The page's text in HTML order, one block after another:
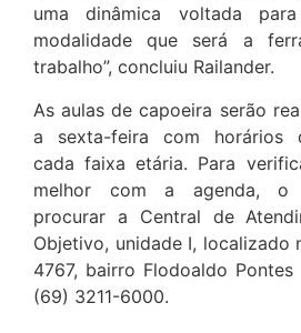
uma dinâmica voltada
modalidade que será a
trabalho”, concluiu Railander.
As aulas de capoeira serão
a sexta-feira com horários
cada faixa etária. Para
melhor com a agenda, o
procurar a Central de
Objetivo, unidade I, localizado
4767, bairro Flodoaldo
(69) 3211-6000.